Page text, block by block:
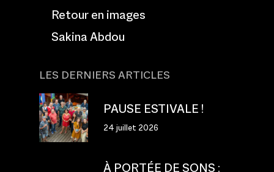
Retour en images
Sakina Abdou
LES DERNIERS ARTICLES
PAUSE ESTIVALE !
24 juillet 2026
À PORTÉE DE SONS :